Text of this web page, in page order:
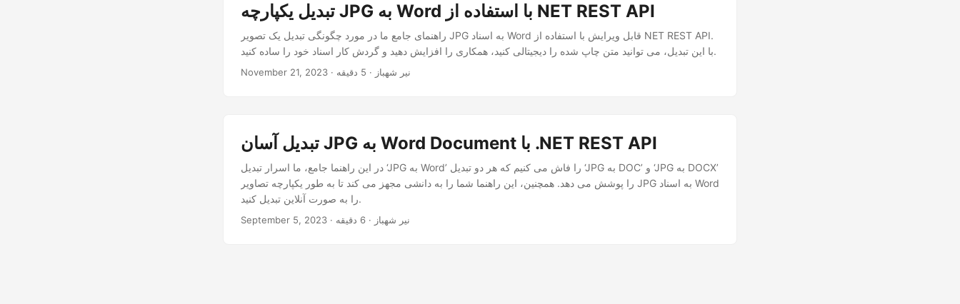
تبدیل یکپارچه JPG به Word با استفاده از NET REST API
راهنمای جامع ما در مورد چگونگی تبدیل یک تصویر JPG به اسناد Word قابل ویرایش با استفاده از NET REST API.
با این تبدیل، می توانید متن چاپ شده را دیجیتالی کنید، همکاری را افزایش دهید و گردش کار اسناد خود را ساده کنید.
November 21, 2023 · نیر شهباز · 5 دقیقه
تبدیل آسان JPG به Word Document با .NET REST API
در این راهنما جامع، ما اسرار تبدیل ‘JPG به Word’ را فاش می کنیم که هر دو تبدیل ‘JPG به DOC’ و ‘JPG به DOCX’
را پوشش می دهد. همچنین، این راهنما شما را به دانشی مجهز می کند تا به طور یکپارچه تصاویر JPG به اسناد Word
را به صورت آنلاین تبدیل کنید.
September 5, 2023 · نیر شهباز · 6 دقیقه